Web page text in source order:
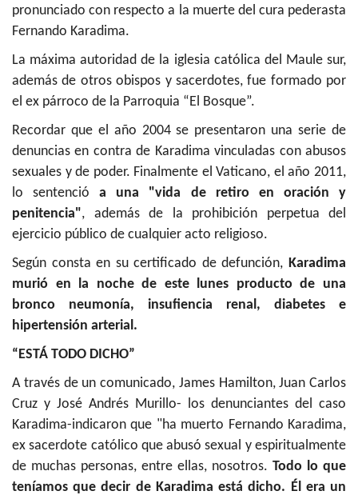
pronunciado con respecto a la muerte del cura pederasta
Fernando Karadima.
La máxima autoridad de la iglesia católica del Maule sur,
además de otros obispos y sacerdotes, fue formado por
el ex párroco de la Parroquia “El Bosque”.
Recordar que el año 2004 se presentaron una serie de
denuncias en contra de Karadima vinculadas con abusos
sexuales y de poder. Finalmente el Vaticano, el año 2011,
lo sentencióa una "vida de retiro en oración y
penitencia", además de la prohibición perpetua del
ejercicio público de cualquier acto religioso.
Según consta en su certificado de defunción, Karadima
murió en la noche de este lunes producto de una
bronco neumonía, insufiencia renal, diabetes e
hipertensión arterial.
“ESTÁ TODO DICHO”
A través de un comunicado, James Hamilton, Juan Carlos
Cruz y José Andrés Murillo- los denunciantes del caso
Karadima-indicaron que "ha muerto Fernando Karadima,
ex sacerdote católico que abusó sexual y espiritualmente
de muchas personas, entre ellas, nosotros. Todo lo que
teníamos que decir de Karadima está dicho. Él era un